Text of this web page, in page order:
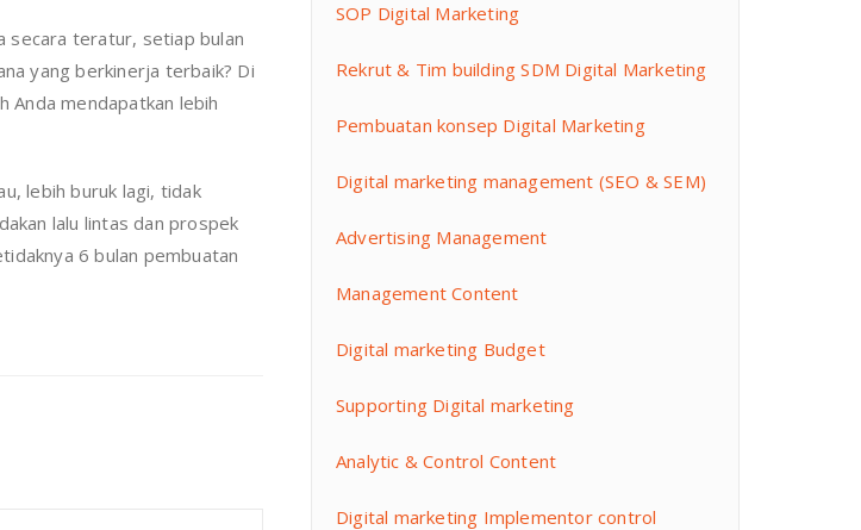
secara teratur, setiap bulan
yang berkinerja terbaik? Di
Anda mendapatkan lebih
lebih buruk lagi, tidak
lalu lintas dan prospek
6 bulan pembuatan
SOP Digital Marketing
Rekrut & Tim building SDM Digital Marketing
Pembuatan konsep Digital Marketing
Digital marketing management (SEO & SEM)
Advertising Management
Management Content
Digital marketing Budget
Supporting Digital marketing
Analytic & Control Content
Digital marketing Implementor control